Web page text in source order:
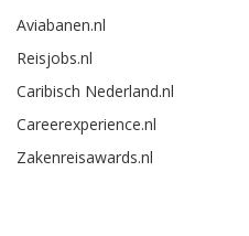
Aviabanen.nl
Reisjobs.nl
Caribisch Nederland.nl
Careerexperience.nl
Zakenreisawards.nl